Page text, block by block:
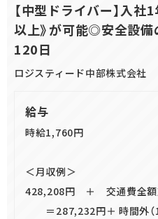
アルバイト
【中型ドライバー】入
以上》が可能◎安全設備
120日
ロジスティード中部株式会社
給与
時給1,760円
＜月収例＞
428,208円 ＋ 交通費全額支
＝287,232円＋ 時間外（